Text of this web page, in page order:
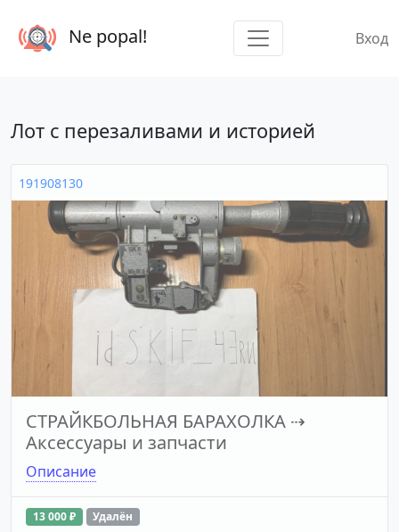
Ne popal! Вход
Лот с перезаливами и историей
191908130
СТРАЙКБОЛЬНАЯ БАРАХОЛКА ⇢
Аксессуары и запчасти
Описание
13 000 ₽ Удалён